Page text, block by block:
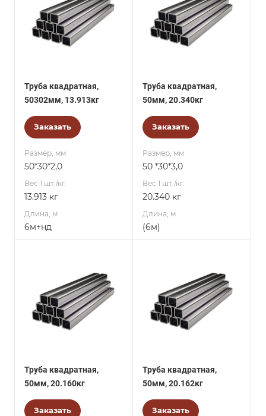
Труба квадратная,
50302мм, 13.913кг
Заказать
Размер, мм
50*30*2,0
Вес 1 шт./кг.
13.913 кг
Длина, м
6м+нд
Труба квадратная,
50мм, 20.340кг
Заказать
Размер, мм
50 *30*3,0
Вес 1 шт./кг.
20.340 кг
Длина, м
(6м)
Труба квадратная,
50мм, 20.160кг
Заказать
Труба квадратная,
50мм, 20.162кг
Заказать